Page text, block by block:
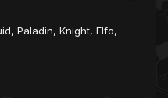
Paladin, Knight, Elfo,